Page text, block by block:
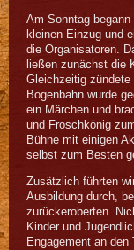
Am Sonntag
kleinen Einzug und
die Organisatoren.
ließen zunächst die
Gleichzeitig
Bogenbahn wurde
ein Märchen und
und Froschkönig
Bühne mit einigen
selbst zum Besten
Zusätzlich führten
Ausbildung durch,
zurückeroberten.
Kinder und
Engagement an